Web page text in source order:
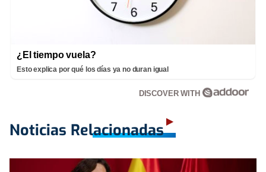
¿El tiempo vuela?
Esto explica por qué los días ya no duran igual
DISCOVER WITH
Noticias Relacionadas